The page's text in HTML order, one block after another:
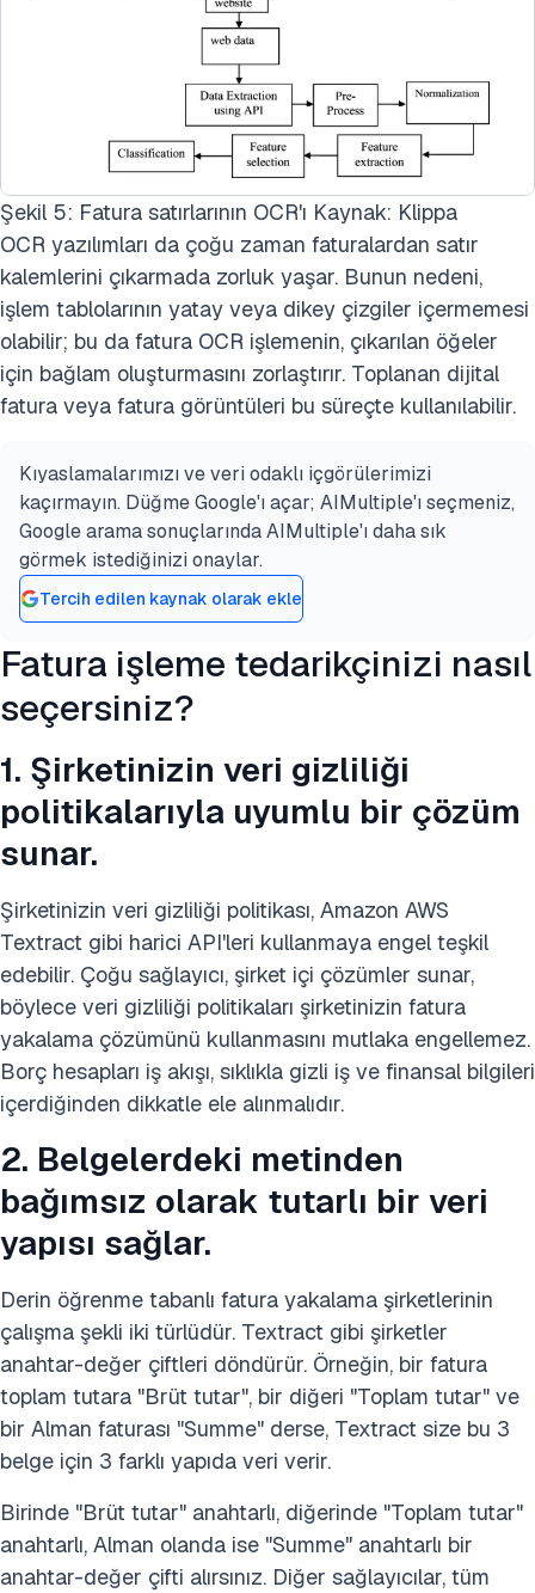
Şekil 5: Fatura satırlarının OCR'ı Kaynak: Klippa
OCR yazılımları da çoğu zaman faturalardan satır
kalemlerini çıkarmada zorluk yaşar. Bunun nedeni,
işlem tablolarının yatay veya dikey çizgiler içermemesi
olabilir; bu da fatura OCR işlemenin, çıkarılan öğeler
için bağlam oluşturmasını zorlaştırır. Toplanan dijital
fatura veya fatura görüntüleri bu süreçte kullanılabilir.
Kıyaslamalarımızı ve veri odaklı içgörülerimizi
kaçırmayın. Düğme Google'ı açar; AIMultiple'ı seçmeniz,
Google arama sonuçlarında AIMultiple'ı daha sık
görmek istediğinizi onaylar.
Tercih edilen kaynak olarak ekle
Fatura işleme tedarikçinizi nasıl
seçersiniz?
1. Şirketinizin veri gizliliği
politikalarıyla uyumlu bir çözüm
sunar.
Şirketinizin veri gizliliği politikası, Amazon AWS
Textract gibi harici API'leri kullanmaya engel teşkil
edebilir. Çoğu sağlayıcı, şirket içi çözümler sunar,
böylece veri gizliliği politikaları şirketinizin fatura
yakalama çözümünü kullanmasını mutlaka engellemez.
Borç hesapları iş akışı, sıklıkla gizli iş ve finansal bilgileri
içerdiğinden dikkatle ele alınmalıdır.
2. Belgelerdeki metinden
bağımsız olarak tutarlı bir veri
yapısı sağlar.
Derin öğrenme tabanlı fatura yakalama şirketlerinin
çalışma şekli iki türlüdür. Textract gibi şirketler
anahtar-değer çiftleri döndürür. Örneğin, bir fatura
toplam tutara "Brüt tutar", bir diğeri "Toplam tutar" ve
bir Alman faturası "Summe" derse, Textract size bu 3
belge için 3 farklı yapıda veri verir.
Birinde "Brüt tutar" anahtarlı, diğerinde "Toplam tutar"
anahtarlı, Alman olanda ise "Summe" anahtarlı bir
anahtar-değer çifti alırsınız. Diğer sağlayıcılar, tüm